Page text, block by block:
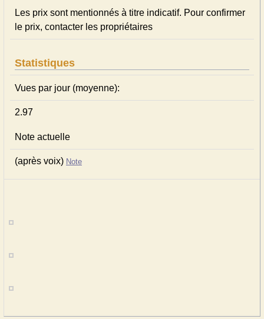
Les prix sont mentionnés à titre indicatif. Pour confirmer
le prix, contacter les propriétaires
Statistiques
Vues par jour (moyenne):
2.97
Note actuelle
(après voix) Note